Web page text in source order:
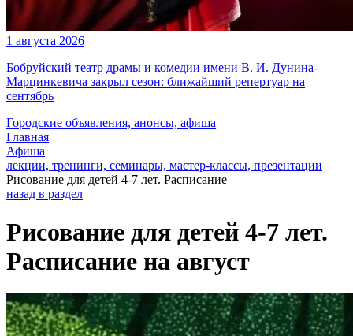
1 августа 2026
Бобруйский театр драмы и комедии имени В. И. Дунина-
Марцинкевича закрыл сезон: ближайший репертуар на
сентябрь
Городские объявления, анонсы, афиша
Главная
Афиша
лекции, тренинги, семинары, мастер-классы, презентации
Рисование для детей 4-7 лет. Расписание
назад в раздел
Рисование для детей 4-7 лет.
Расписание на август